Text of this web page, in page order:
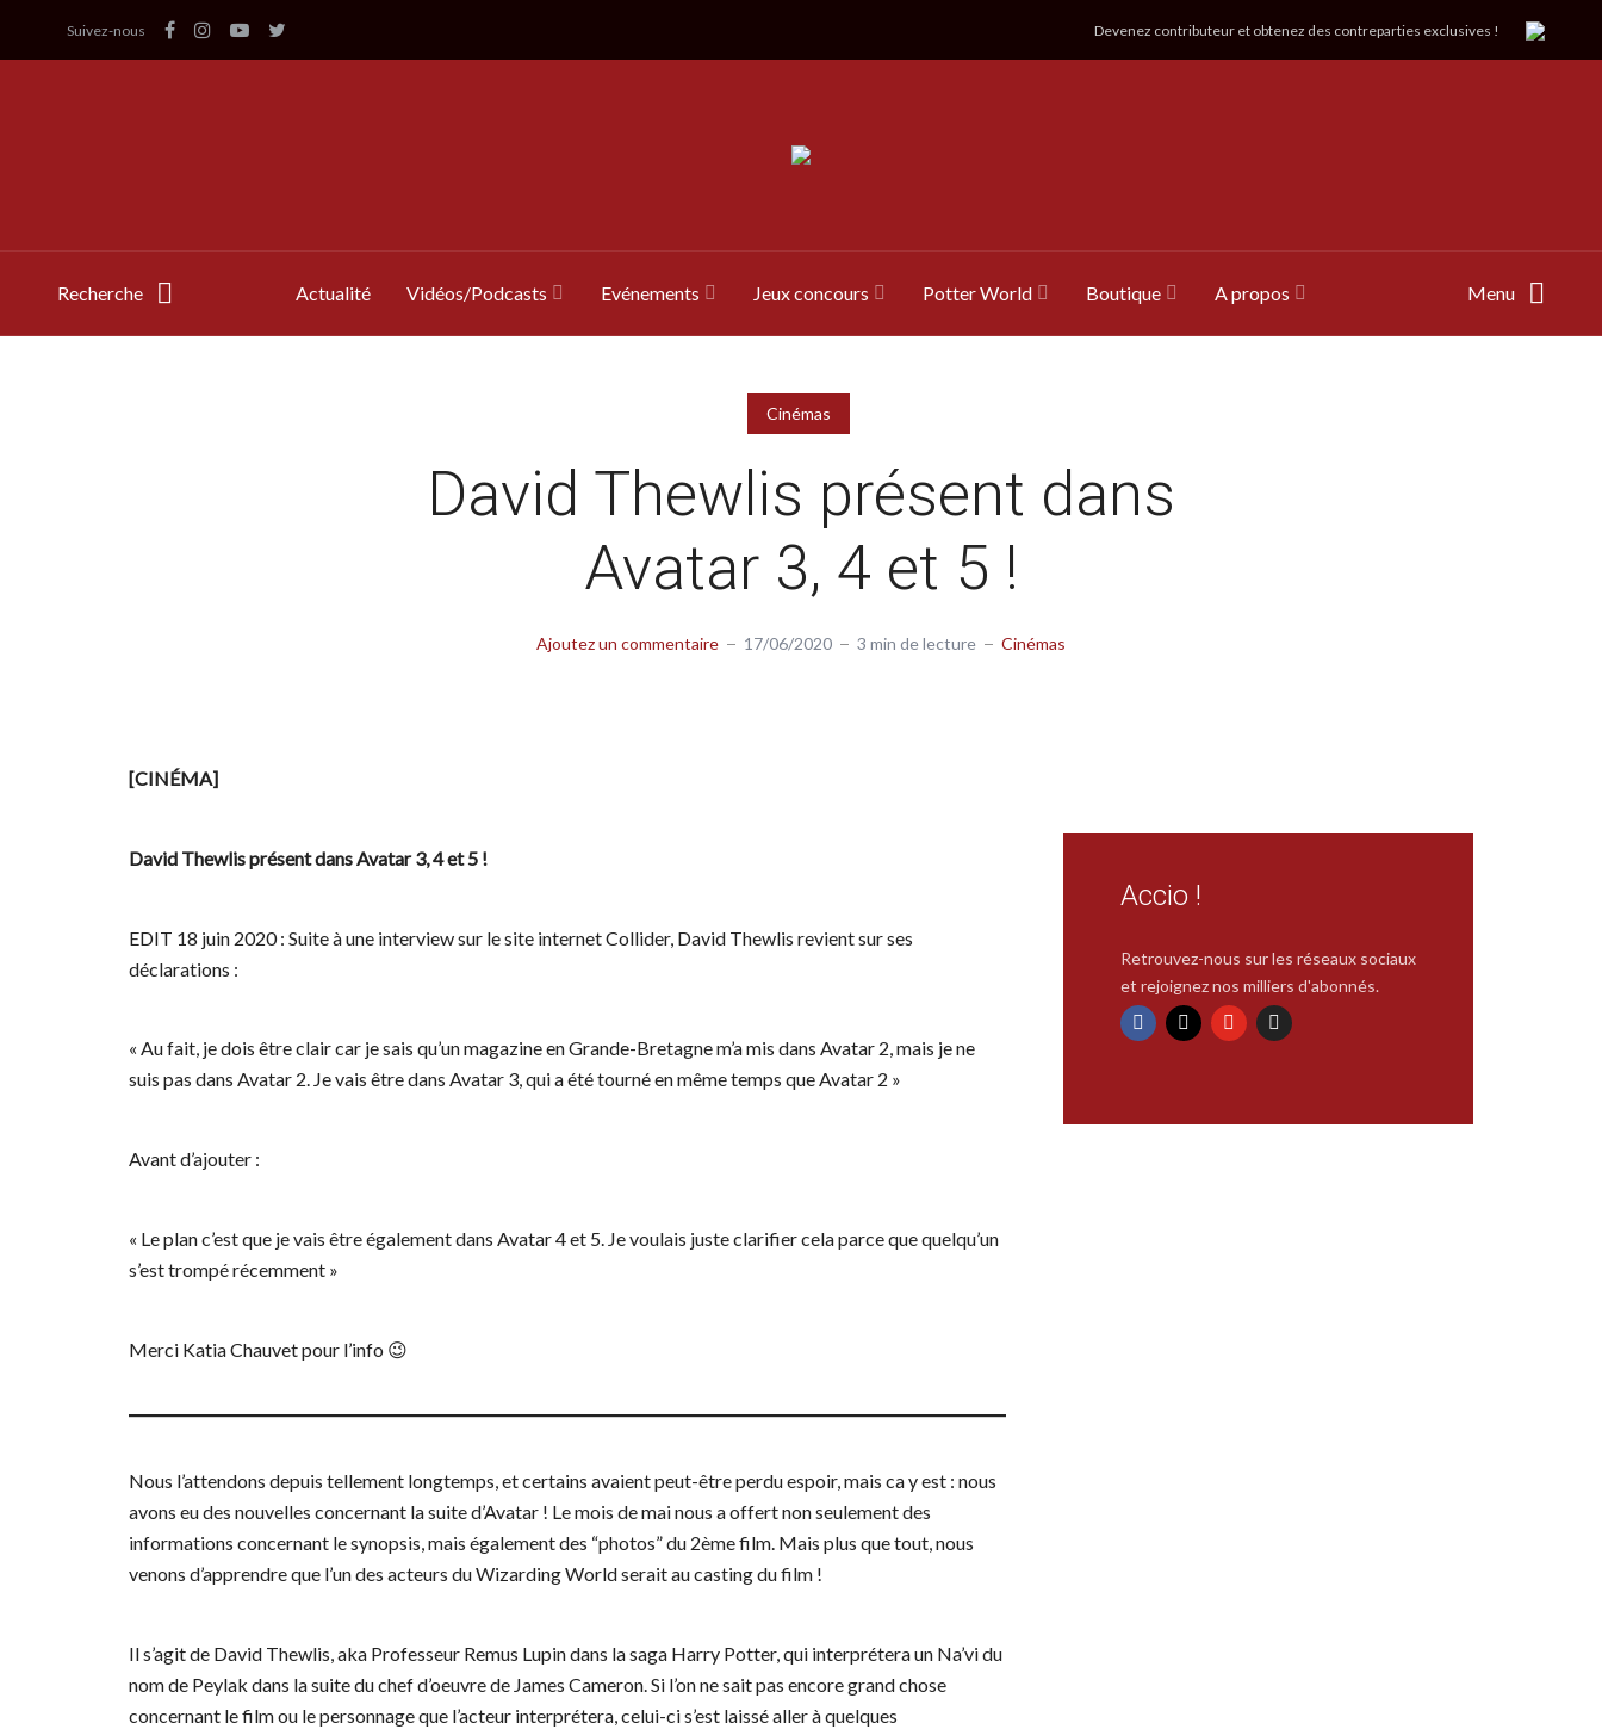
Suivez-nous Devenez contributeur et obtenez des contreparties exclusives !
Recherche Actualité Vidéos/Podcasts Evénements Jeux concours Potter World Boutique A propos Menu
Cinémas
David Thewlis présent dans
Avatar 3, 4 et 5 !
Ajoutez un commentaire 17/06/2020 3 min de lecture Cinémas
[CINÉMA]
David Thewlis présent dans Avatar 3, 4 et 5 !
EDIT 18 juin 2020 : Suite à une interview sur le site internet Collider, David Thewlis revient sur ses
déclarations :
« Au fait, je dois être clair car je sais qu’un magazine en Grande-Bretagne m’a mis dans Avatar 2, mais je ne
suis pas dans Avatar 2. Je vais être dans Avatar 3, qui a été tourné en même temps que Avatar 2 »
Avant d’ajouter :
« Le plan c’est que je vais être également dans Avatar 4 et 5. Je voulais juste clarifier cela parce que quelqu’un
s’est trompé récemment »
Merci Katia Chauvet pour l’info 😉
Nous l’attendons depuis tellement longtemps, et certains avaient peut-être perdu espoir, mais ca y est : nous
avons eu des nouvelles concernant la suite d’Avatar ! Le mois de mai nous a offert non seulement des
informations concernant le synopsis, mais également des “photos” du 2ème film. Mais plus que tout, nous
venons d’apprendre que l’un des acteurs du Wizarding World serait au casting du film !
Il s’agit de David Thewlis, aka Professeur Remus Lupin dans la saga Harry Potter, qui interprétera un Na’vi du
nom de Peylak dans la suite du chef d’oeuvre de James Cameron. Si l’on ne sait pas encore grand chose
concernant le film ou le personnage que l’acteur interprétera, celui-ci s’est laissé aller à quelques
Accio !
Retrouvez-nous sur les réseaux sociaux
et rejoignez nos milliers d'abonnés.